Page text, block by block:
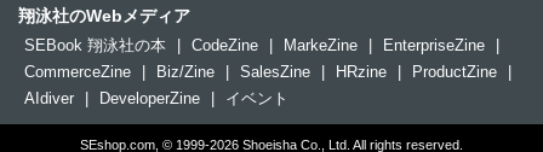
翔泳社のWebメディア
SEBook 翔泳社の本 CodeZine MarkeZine EnterpriseZine
CommerceZine
Biz/Zine SalesZine HRzine ProductZine
AIdiver
DeveloperZine イベント
SEshop.com, © 1999-2026 Shoeisha Co., Ltd. All rights reserved.